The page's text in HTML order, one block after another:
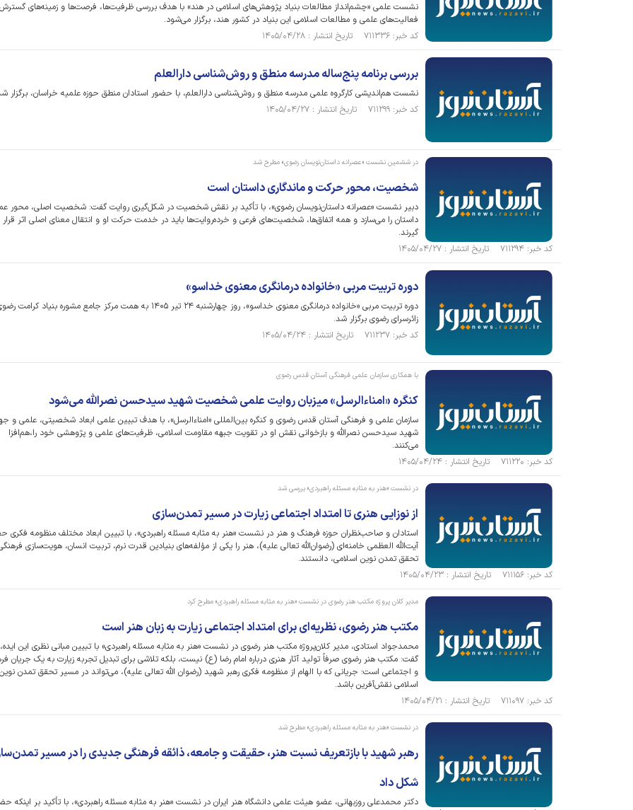
نشست علمی «چشم‌انداز مطالعات بنیاد پژوهش‌های اسلامی در هند» با هدف بررسی ظرفیت‌ها، فرصت‌ها و زمینه‌های گسترش
فعالیت‌های علمی و مطالعات اسلامی این بنیاد در کشور هند، برگزار می‌شود.
کد خبر: ۷۱۱۳۳۶ تاریخ انتشار : ۱۴۰۵/۰۴/۲۸
بررسی برنامه پنج‌ساله مدرسه منطق و روش‌شناسی دارالعلم
نشست هم‌اندیشی کارگروه علمی مدرسه منطق و روش‌شناسی دارالعلم، با حضور استادان منطق حوزه علمیه خراسان، برگزار
کد خبر: ۷۱۱۲۹۹ تاریخ انتشار : ۱۴۰۵/۰۴/۲۷
در ششمین نشست «عصرانه داستان‌نویسان رضوی» مطرح شد
شخصیت، محور حرکت و ماندگاری داستان است
دبیر نشست «عصرانه داستان‌نویسان رضوی»، با تأکید بر نقش شخصیت در شکل‌گیری روایت گفت: شخصیت اصلی، محور
داستان را می‌سازد و همه اتفاق‌ها، شخصیت‌های فرعی و خرده‌روایت‌ها باید در خدمت حرکت او و انتقال معنای اصلی اثر قرار
گیرند.
کد خبر: ۷۱۱۲۹۴ تاریخ انتشار : ۱۴۰۵/۰۴/۲۷
دوره تربیت مربی «خانواده درمانگری معنوی خداسو»
دوره تربیت مربی «خانواده درمانگری معنوی خداسو»، روز چهارشنبه ۲۴ تیر ۱۴۰۵ به همت مرکز جامع مشوره بنیاد
زائرسرای رضوی برگزار شد.
کد خبر: ۷۱۱۲۳۷ تاریخ انتشار : ۱۴۰۵/۰۴/۲۴
با همکاری سازمان علمی فرهنگی آستان قدس رضوی
کنگره «امناءالرسل» میزبان روایت علمی شخصیت شهید سیدحسن نصرالله می‌شود
سازمان علمی و فرهنگی آستان قدس رضوی و کنگره بین‌المللی «امناءالرسل»، با هدف تبیین علمی ابعاد شخصیتی، علمی و
شهید سیدحسن نصرالله و بازخوانی نقش او در تقویت جبهه مقاومت اسلامی، ظرفیت‌های علمی و پژوهشی خود را،هم‌افزا
می‌کنند.
کد خبر: ۷۱۱۲۲۰ تاریخ انتشار : ۱۴۰۵/۰۴/۲۴
در نشست «هنر به مثابه مسئله راهبردی» بررسی شد
از نوزایی هنری تا امتداد اجتماعی زیارت در مسیر تمدن‌سازی
استادان و صاحب‌نظران حوزه فرهنگ و هنر در نشست «هنر به مثابه مسئله راهبردی»، با تبیین ابعاد مختلف منظومه فکری
آیت‌الله العظمی خامنه‌ای (رضوان‌الله تعالی علیه)، هنر را یکی از مؤلفه‌های بنیادین قدرت نرم، تربیت انسان، هویت‌سازی
تحقق تمدن نوین اسلامی، دانستند.
کد خبر: ۷۱۱۱۵۶ تاریخ انتشار : ۱۴۰۵/۰۴/۲۳
مدیر کلان پروژه مکتب هنر رضوی در نشست «هنر به مثابه مسئله راهبردی» مطرح کرد
مکتب هنر رضوی، نظریه‌ای برای امتداد اجتماعی زیارت به زبان هنر است
محمدجواد استادی، مدیر کلان‌پروژه مکتب هنر رضوی در نشست «هنر به مثابه مسئله راهبردی» با تبیین مبانی نظری این ایده،
گفت: مکتب هنر رضوی صرفاً تولید آثار هنری درباره امام رضا (ع) نیست، بلکه تلاشی برای تبدیل تجربه زیارت به یک جریان
و اجتماعی است؛ جریانی که با الهام از منظومه فکری رهبر شهید (رضوان الله تعالی علیه)، می‌تواند در مسیر تحقق تمدن نوین
اسلامی نقش‌آفرین باشد.
کد خبر: ۷۱۱۰۹۷ تاریخ انتشار : ۱۴۰۵/۰۴/۲۱
در نشست «هنر به مثابه مسئله راهبردی» مطرح شد
رهبر شهید با بازتعریف نسبت هنر، حقیقت و جامعه، ذائقه فرهنگی جدیدی را در مسیر
شکل داد
دکتر محمدعلی روزبهانی، عضو هیئت علمی دانشگاه هنر ایران در نشست «هنر به مثابه مسئله راهبردی»، با تأکید بر اینکه